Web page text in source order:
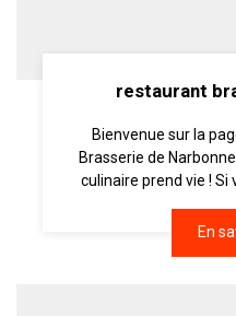
restaurant
Bienvenue sur la
Brasserie de
culinaire prend vie ! Si
En